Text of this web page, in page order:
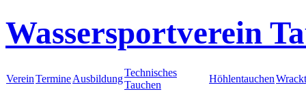
Wassersportverein
VereinTermineAusbildung
Technisches
Tauchen
Höhlentauchen